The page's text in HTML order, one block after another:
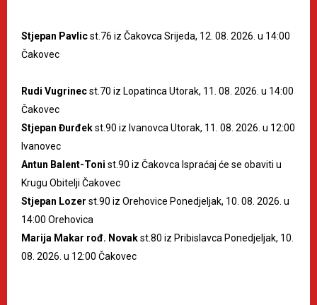
Stjepan Pavlicst.76 iz Čakovca Srijeda, 12. 08. 2026. u 14:00
Čakovec
Rudi Vugrinecst.70 iz Lopatinca Utorak, 11. 08. 2026. u 14:00
Čakovec
Stjepan Đurđekst.90 iz Ivanovca Utorak, 11. 08. 2026. u 12:00
Ivanovec
Antun Balent-Toni st.90 iz Čakovca Ispraćaj će se obaviti u
Krugu Obitelji Čakovec
Stjepan Lozer st.90 iz Orehovice Ponedjeljak, 10. 08. 2026. u
14:00 Orehovica
Marija Makar rođ. Novakst.80 iz Pribislavca Ponedjeljak, 10.
08. 2026. u 12:00 Čakovec